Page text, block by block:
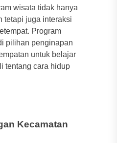
wisata tidak hanya
tetapi juga interaksi
Program
pilihan penginapan
untuk belajar
tentang cara hidup
Kecamatan